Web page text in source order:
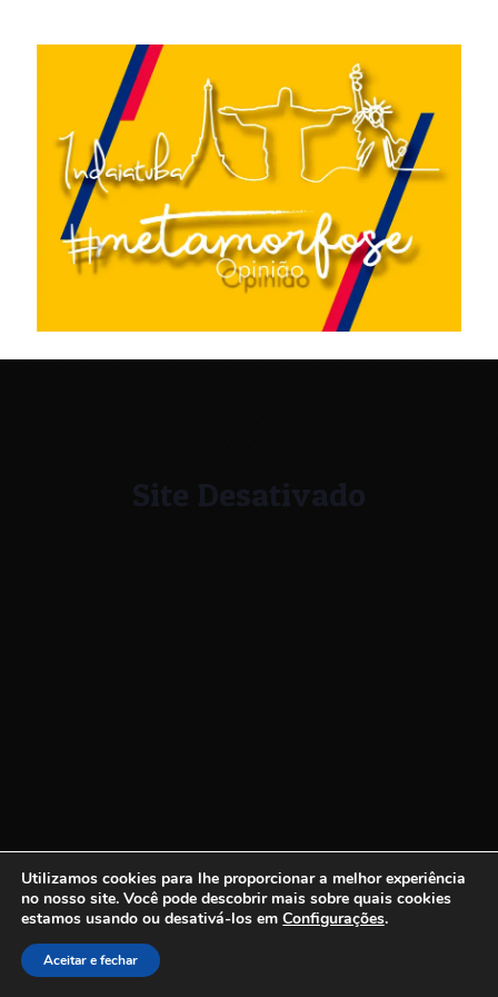
Site Desativado
Utilizamos cookies para lhe proporcionar a melhor experiência
no nosso site. Você pode descobrir mais sobre quais cookies
estamos usando ou desativá-los em Configurações.
Aceitar e fechar